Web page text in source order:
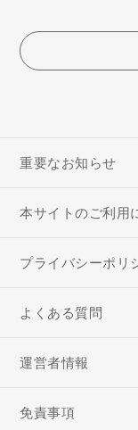
重要なお知らせ
本サイトのご利用
プライバシーポリ
よくある質問
運営者情報
免責事項